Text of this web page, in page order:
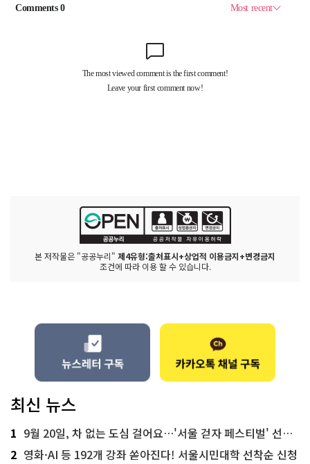
본 저작물은 "공공누리" 제4유형:출처표시+상업적 이용금지+변경금지
조건에 따라 이용 할 수 있습니다.
최신 뉴스
1 9월 20일, 차 없는 도심 걸어요…'서울 걷자 페스티벌' 선착순 5천명
2 영화·AI 등 192개 강좌 쏟아진다! 서울시민대학 선착순 신청